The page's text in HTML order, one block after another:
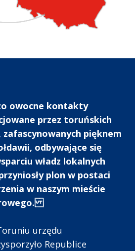
owocne kontakty
przez toruńskich
pięknem
odbywające się
władz lokalnych
plon w postaci
w naszym mieście
urzędu
Republice